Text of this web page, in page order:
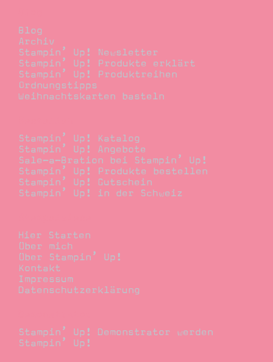
Blog
Archiv
Stampin’ Up! Newsletter
Stampin’ Up! Produkte erklärt
Stampin’ Up! Produktreihen
Ordnungstipps
Weihnachtskarten basteln
Stampin’ Up! Katalog
Stampin’ Up! Angebote
Sale-a-Bration bei Stampin’ Up!
Stampin’ Up! Produkte bestellen
Stampin’ Up! Gutschein
Stampin’ Up! in der Schweiz
Hier Starten
Über mich
Über Stampin’ Up!
Kontakt
Impressum
Datenschutzerklärung
Stampin’ Up! Demonstrator werden
Stampin’ Up!